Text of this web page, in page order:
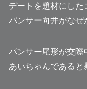
デートを題材にした
パンサー向井がなぜ
パンサー尾形が交際
あいちゃんであると